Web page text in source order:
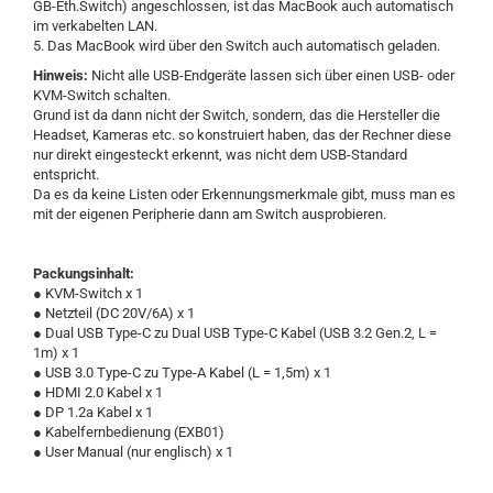
GB-Eth.Switch) angeschlossen, ist das MacBook auch automatisch
im verkabelten LAN.
5. Das MacBook wird über den Switch auch automatisch geladen.
Hinweis: Nicht alle USB-Endgeräte lassen sich über einen USB- oder
KVM-Switch schalten.
Grund ist da dann nicht der Switch, sondern, das die Hersteller die
Headset, Kameras etc. so konstruiert haben, das der Rechner diese
nur direkt eingesteckt erkennt, was nicht dem USB-Standard
entspricht.
Da es da keine Listen oder Erkennungsmerkmale gibt, muss man es
mit der eigenen Peripherie dann am Switch ausprobieren.
Packungsinhalt:
● KVM-Switch x 1
● Netzteil (DC 20V/6A) x 1
● Dual USB Type-C zu Dual USB Type-C Kabel (USB 3.2 Gen.2, L =
1m) x 1
● USB 3.0 Type-C zu Type-A Kabel (L = 1,5m) x 1
● HDMI 2.0 Kabel x 1
● DP 1.2a Kabel x 1
● Kabelfernbedienung (EXB01)
● User Manual (nur englisch) x 1